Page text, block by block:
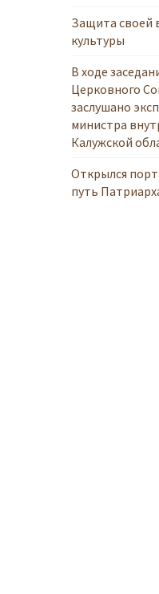
Защита своей
культуры
В ходе
Церковного
заслушано
министра
Калужской
Открылся
путь